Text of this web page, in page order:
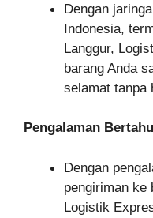
Dengan
Indonesia,
Langgur,
barang Anda
selamat tanpa
Pengalaman
Dengan
pengiriman ke
Logistik